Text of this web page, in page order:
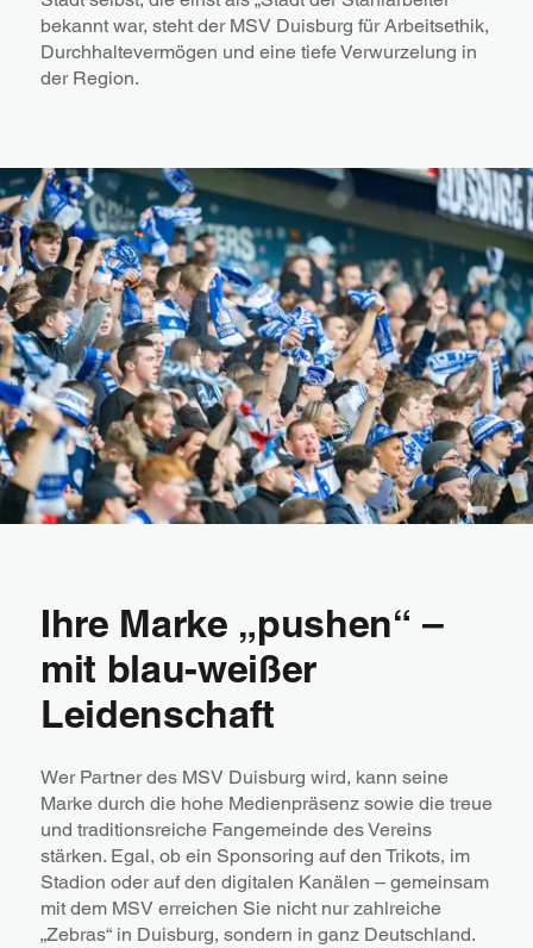
bekannt war, steht der MSV Duisburg für Arbeitsethik,
Durchhaltevermögen und eine tiefe Verwurzelung in
der Region.
Ihre Marke „pushen“ –
mit blau-weißer
Leidenschaft
Wer Partner des MSV Duisburg wird, kann seine
Marke durch die hohe Medienpräsenz sowie die treue
und traditionsreiche Fangemeinde des Vereins
stärken. Egal, ob ein Sponsoring auf den Trikots, im
Stadion oder auf den digitalen Kanälen – gemeinsam
mit dem MSV erreichen Sie nicht nur zahlreiche
„Zebras“ in Duisburg, sondern in ganz Deutschland.